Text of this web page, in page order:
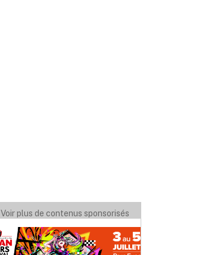
Voir plus de contenus sponsorisés